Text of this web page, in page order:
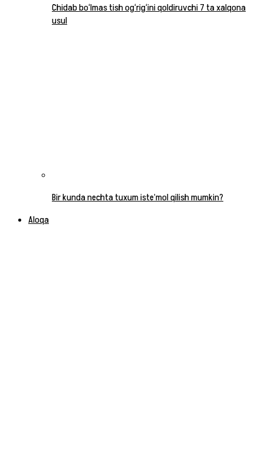
Chidab bo‘lmas tish og‘rig‘ini qoldiruvchi 7 ta xalqona
usul
Bir kunda nechta tuxum iste’mol qilish mumkin?
Aloqa